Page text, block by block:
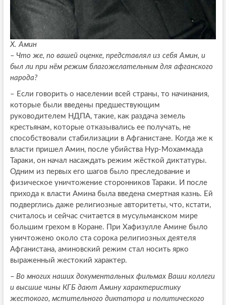
Х. Амин
– Что же, по вашей оценке, представлял из себя Амин, и
был ли при нём режим благожелательным для афганского
народа?
– Если говорить о населении всей страны, то начинания,
которые были введены предшествующим
руководителем НДПА, такие, как раздача земель
крестьянам, которые отказывались ее получать, не
способствовали стабилизации в Афганистане. Когда же к
власти пришел Амин, после убийства Нур-Мохаммада
Тараки, он начал насаждать режим жёсткой диктатуры.
Одним из первых его шагов было преследование и
физическое уничтожение сторонников Тараки. И после
прихода к власти Амина была введена смертная казнь. Ей
подверглись даже религиозные авторитеты, что, кстати,
считалось и сейчас считается в мусульманском мире
большим грехом в Коране. При Хафизулле Амине было
уничтожено около ста сорока религиозных деятеля
Афганистана, аминовский режим стал носить ярко
выраженный жестокий характер.
– Во многих наших документальных фильмах Ваши коллеги
и высшие чины КГБ дают Амину характеристику
жестокого, мстительного диктатора и политического